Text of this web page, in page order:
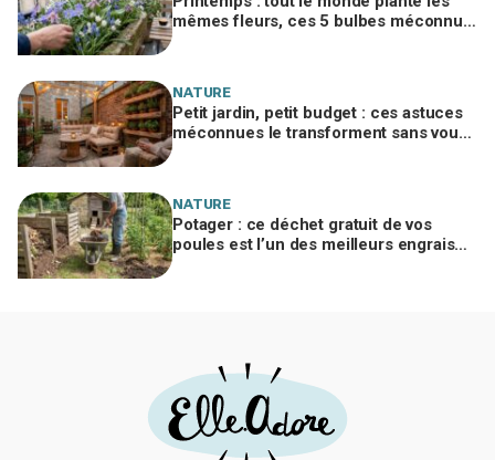
mêmes fleurs, ces 5 bulbes méconnus
NATURE
Petit jardin, petit budget : ces astuces
méconnues le transforment sans vous
NATURE
Potager : ce déchet gratuit de vos
poules est l’un des meilleurs engrais